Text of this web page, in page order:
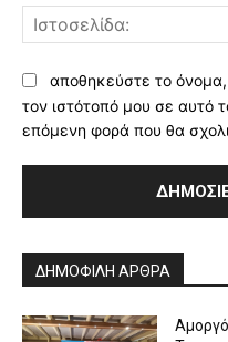
αποθηκεύστε το όνομα,
τον ιστότοπό μου σε αυτό
επόμενη φορά που θα
ΔΗΜΟΦΙΛΗ ΑΡΘΡΑ